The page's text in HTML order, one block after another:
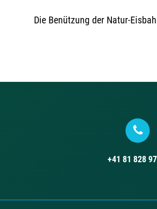
Die Benützung der Natur-
+41 81 828